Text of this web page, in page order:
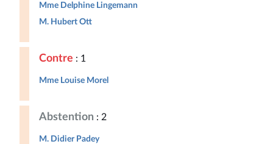
Mme Delphine Lingemann
M. Hubert Ott
Contre : 1
Mme Louise Morel
Abstention : 2
M. Didier Padey